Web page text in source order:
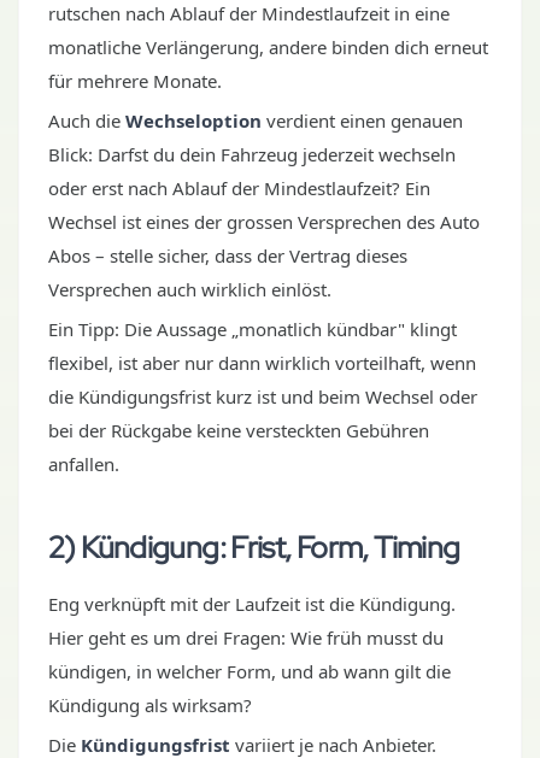
rutschen nach Ablauf der Mindestlaufzeit in eine
monatliche Verlängerung, andere binden dich erneut
für mehrere Monate.
Auch die Wechseloption verdient einen genauen
Blick: Darfst du dein Fahrzeug jederzeit wechseln
oder erst nach Ablauf der Mindestlaufzeit? Ein
Wechsel ist eines der grossen Versprechen des Auto
Abos – stelle sicher, dass der Vertrag dieses
Versprechen auch wirklich einlöst.
Ein Tipp: Die Aussage „monatlich kündbar" klingt
flexibel, ist aber nur dann wirklich vorteilhaft, wenn
die Kündigungsfrist kurz ist und beim Wechsel oder
bei der Rückgabe keine versteckten Gebühren
anfallen.
2) Kündigung: Frist, Form, Timing
Eng verknüpft mit der Laufzeit ist die Kündigung.
Hier geht es um drei Fragen: Wie früh musst du
kündigen, in welcher Form, und ab wann gilt die
Kündigung als wirksam?
Die Kündigungsfrist variiert je nach Anbieter.